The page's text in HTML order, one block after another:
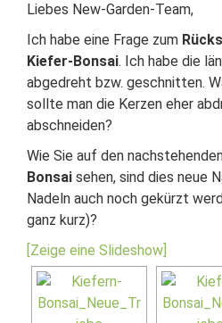
Liebes New-Garden-Team,
Ich habe eine Frage zum
Kiefer-Bonsai. Ich habe die
abgedreht bzw. geschnitten.
sollte man die Kerzen eher
abschneiden?
Wie Sie auf den
Bonsai sehen, sind dies neue
Nadeln auch noch gekürzt
ganz kurz)?
[Zeige eine Slideshow]